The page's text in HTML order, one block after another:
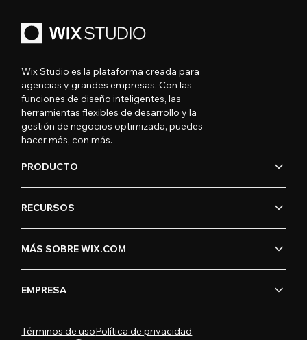
Wix Studio es la plataforma creada para
agencias y grandes empresas. Con las
funciones de diseño inteligentes, las
herramientas flexibles de desarrollo y la
gestión de negocios optimizada, puedes
hacer más, con más.
PRODUCTO
RECURSOS
MÁS SOBRE WIX.COM
EMPRESA
Términos de usoPolítica de privacidad